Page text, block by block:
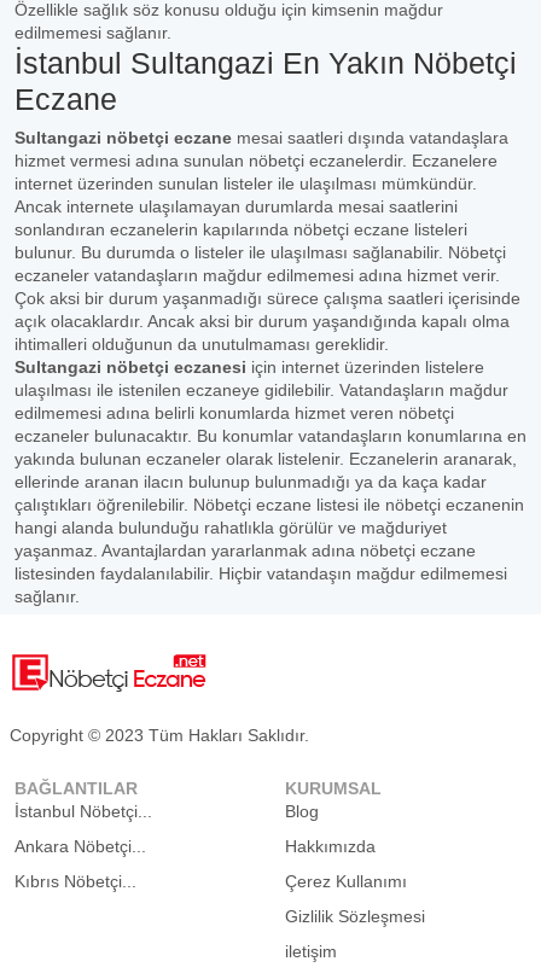
Özellikle sağlık söz konusu olduğu için kimsenin mağdur
edilmemesi sağlanır.
İstanbul Sultangazi En Yakın Nöbetçi
Eczane
Sultangazi nöbetçi eczane mesai saatleri dışında vatandaşlara
hizmet vermesi adına sunulan nöbetçi eczanelerdir. Eczanelere
internet üzerinden sunulan listeler ile ulaşılması mümkündür.
Ancak internete ulaşılamayan durumlarda mesai saatlerini
sonlandıran eczanelerin kapılarında nöbetçi eczane listeleri
bulunur. Bu durumda o listeler ile ulaşılması sağlanabilir. Nöbetçi
eczaneler vatandaşların mağdur edilmemesi adına hizmet verir.
Çok aksi bir durum yaşanmadığı sürece çalışma saatleri içerisinde
açık olacaklardır. Ancak aksi bir durum yaşandığında kapalı olma
ihtimalleri olduğunun da unutulmaması gereklidir.
Sultangazi nöbetçi eczanesi için internet üzerinden listelere
ulaşılması ile istenilen eczaneye gidilebilir. Vatandaşların mağdur
edilmemesi adına belirli konumlarda hizmet veren nöbetçi
eczaneler bulunacaktır. Bu konumlar vatandaşların konumlarına en
yakında bulunan eczaneler olarak listelenir. Eczanelerin aranarak,
ellerinde aranan ilacın bulunup bulunmadığı ya da kaça kadar
çalıştıkları öğrenilebilir. Nöbetçi eczane listesi ile nöbetçi eczanenin
hangi alanda bulunduğu rahatlıkla görülür ve mağduriyet
yaşanmaz. Avantajlardan yararlanmak adına nöbetçi eczane
listesinden faydalanılabilir. Hiçbir vatandaşın mağdur edilmemesi
sağlanır.
Copyright © 2023 Tüm Hakları Saklıdır.
BAĞLANTILAR
İstanbul Nöbetçi...
Ankara Nöbetçi...
Kıbrıs Nöbetçi...
KURUMSAL
Blog
Hakkımızda
Çerez Kullanımı
Gizlilik Sözleşmesi
iletişim